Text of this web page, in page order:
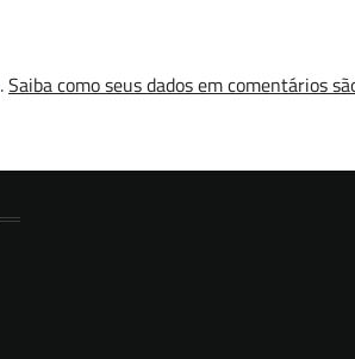
Saiba como seus dados em comentários